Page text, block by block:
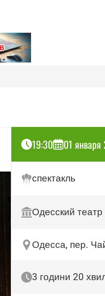
19:30 01
спектакль
Одесский
Одесса, пер.
3 години 20